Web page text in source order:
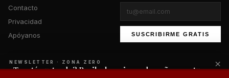
Contacto
Privacidad
Apóyanos
SUSCRIBIRME GRATIS
NEWSLETTER · ZONA ZERO
¿Te está gustando? Recibe lo mejor cada mañana en tu
×